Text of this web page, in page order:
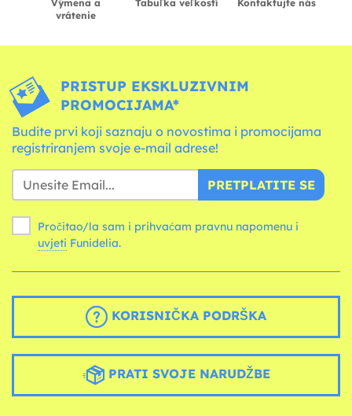
Výmena a
vrátenie
Tabuľka veľkostí Kontaktujte nás
PRISTUP EKSKLUZIVNIM
PROMOCIJAMA*
Budite prvi koji saznaju o novostima i promocijama
registriranjem svoje e-mail adrese!
PRETPLATITE SE
Pročitao/la sam i prihvaćam pravnu napomenu i
uvjeti Funidelia.
KORISNIČKA PODRŠKA
PRATI SVOJE NARUDŽBE